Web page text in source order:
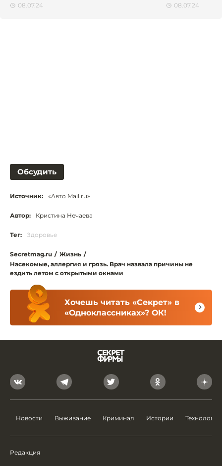
08.07.24 08.07.24
Обсудить
Источник: «Авто Mail.ru»
Автор: Кристина Нечаева
Тег: Здоровье
Secretmag.ru / Жизнь /
Насекомые, аллергия и грязь. Врач назвала причины не
ездить летом с открытыми окнами
Хочешь читать «Секрет» в
«Одноклассниках»? ОК!
Новости Выживание Криминал Истории Технологии
Редакция